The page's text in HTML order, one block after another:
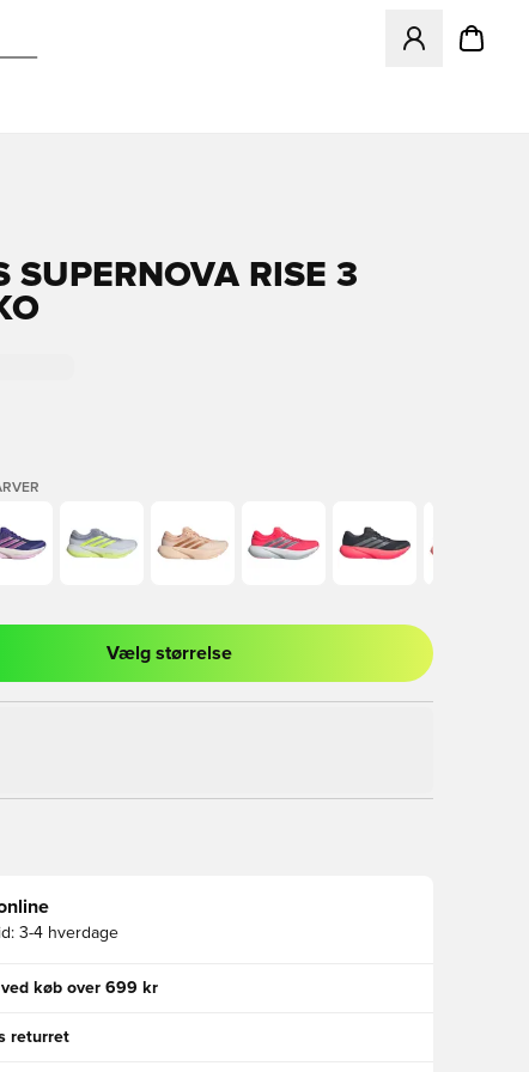
Åbner en
SUPERNOVA RISE 3
til at logge ind eller tilmelde dig som medlem
Vælg størrelse
3-4 hverdage
køb over 699 kr
returret